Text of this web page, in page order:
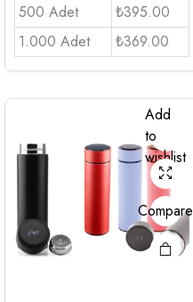
500 Adet
₺395.00
1.000 Adet
₺369.00
Add
to
wishlist
Compare